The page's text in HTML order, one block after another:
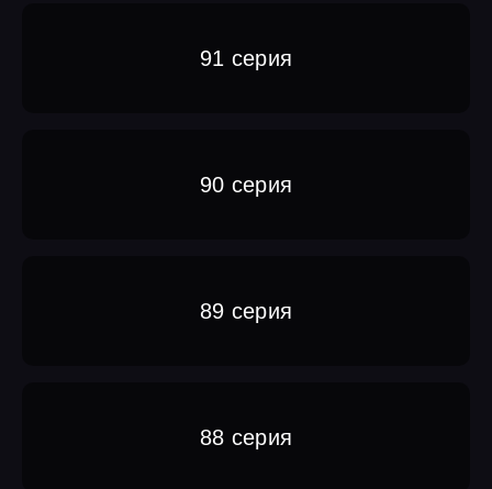
91 серия
90 серия
89 серия
88 серия